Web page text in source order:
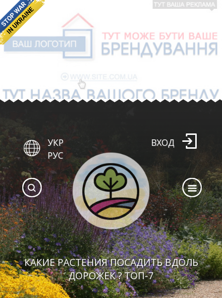
КАКИЕ РАСТЕНИЯ ПОСАДИТЬ ВДОЛЬ
ДОРОЖЕК ? ТОП-7
УКР
РУС
ВХОД